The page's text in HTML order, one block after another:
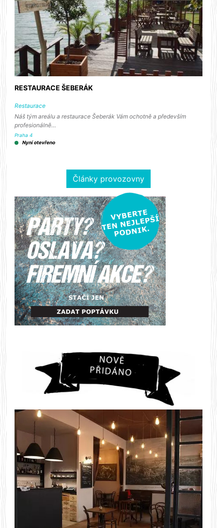
RESTAURACE ŠEBERÁK
Restaurace
Náš tým areálu a restaurace Šeberák Vám ochotně a především
profesionálně…
Praha 4
Nyní otevřeno
Články provozovny